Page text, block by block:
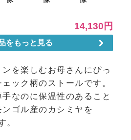
を楽しむお母さんにぴっ
ック柄のストールです。
なのに保温性のあること
ゴル産のカシミヤを
。